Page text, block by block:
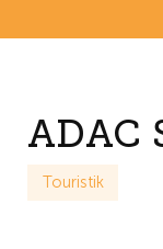
ADAC
Touristik